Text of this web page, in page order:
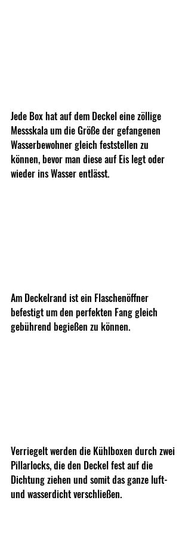
Jede Box hat auf dem Deckel eine zöllige
Messskala um die Größe der gefangenen
Wasserbewohner gleich feststellen zu
können, bevor man diese auf Eis legt oder
wieder ins Wasser entlässt.
Am Deckelrand ist ein Flaschenöffner
befestigt um den perfekten Fang gleich
gebührend begießen zu können.
Verriegelt werden die Kühlboxen durch zwei
Pillarlocks, die den Deckel fest auf die
Dichtung ziehen und somit das ganze luft-
und wasserdicht verschließen.